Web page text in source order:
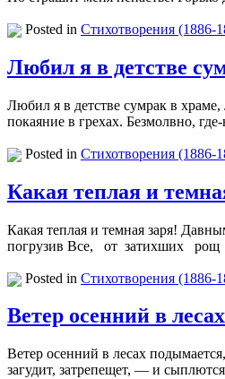
Posted in Стихотворения (1886-
Любил я в детстве
Любил я в детстве сумрак в
покаяние в грехах. Безмолвно,
Posted in Стихотворения (1886-
Какая теплая и
Какая теплая и темная заря!
погрузив Все, от затихших
Posted in Стихотворения (1886-
Ветер осенний в
Ветер осенний в лесах
загудит, затрепещет, — и